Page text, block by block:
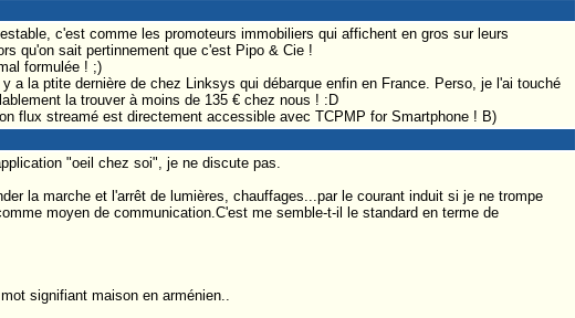
c'est comme les promoteurs immobiliers qui affichent en gros sur leurs
qu'on sait pertinnement que c'est Pipo & Cie !
formulée ! ;)
a la ptite dernière de chez Linksys qui débarque enfin en France. Perso, je l'ai touché
la trouver à moins de 135 € chez nous ! :D
flux streamé est directement accessible avec TCPMP for Smartphone ! B)
"oeil chez soi", je ne discute pas.
la marche et l'arrêt de lumières, chauffages...par le courant induit si je ne trompe
moyen de communication.C'est me semble-t-il le standard en terme de
signifiant maison en arménien..